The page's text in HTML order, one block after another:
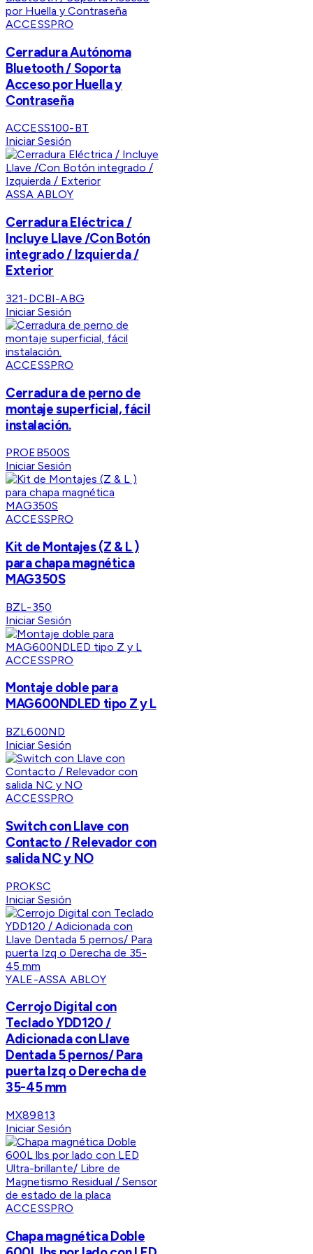
ACCESSPRO
Cerradura Autónoma
Bluetooth / Soporta
Acceso por Huella y
Contraseña
ACCESS100-BT
Iniciar Sesión
ASSA ABLOY
Cerradura Eléctrica /
Incluye Llave /Con Botón
integrado / Izquierda /
Exterior
321-DCBI-ABG
Iniciar Sesión
ACCESSPRO
Cerradura de perno de
montaje superficial, fácil
instalación.
PROEB500S
Iniciar Sesión
ACCESSPRO
Kit de Montajes (Z & L )
para chapa magnética
MAG350S
BZL-350
Iniciar Sesión
ACCESSPRO
Montaje doble para
MAG600NDLED tipo Z y L
BZL600ND
Iniciar Sesión
ACCESSPRO
Switch con Llave con
Contacto / Relevador con
salida NC y NO
PROKSC
Iniciar Sesión
YALE-ASSA ABLOY
Cerrojo Digital con
Teclado YDD120 /
Adicionada con Llave
Dentada 5 pernos/ Para
puerta Izq o Derecha de
35-45 mm
MX89813
Iniciar Sesión
ACCESSPRO
Chapa magnética Doble